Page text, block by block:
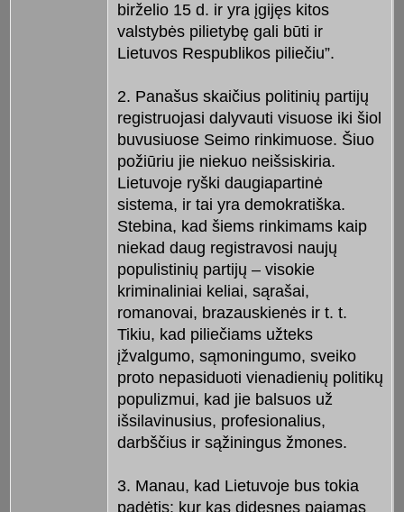
birželio 15 d. ir yra įgijęs kitos
valstybės pilietybę gali būti ir
Lietuvos Respublikos piliečiu”.
2. Panašus skaičius politinių partijų
registruojasi dalyvauti visuose iki šiol
buvusiuose Seimo rinkimuose. Šiuo
požiūriu jie niekuo neišsiskiria.
Lietuvoje ryški daugiapartinė
sistema, ir tai yra demokratiška.
Stebina, kad šiems rinkimams kaip
niekad daug registravosi naujų
populistinių partijų – visokie
kriminaliniai keliai, sąrašai,
romanovai, brazauskienės ir t. t.
Tikiu, kad piliečiams užteks
įžvalgumo, sąmoningumo, sveiko
proto nepasiduoti vienadienių politikų
populizmui, kad jie balsuos už
išsilavinusius, profesionalius,
darbščius ir sąžiningus žmones.
3. Manau, kad Lietuvoje bus tokia
padėtis: kur kas didesnes pajamas